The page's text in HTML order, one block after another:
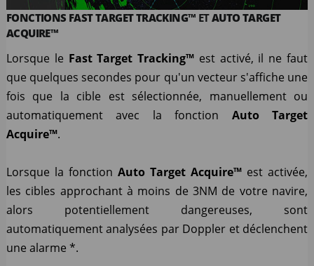
FONCTIONS FAST TARGET TRACKING™ ETAUTO TARGET
ACQUIRE™
Lorsque le Fast Target Tracking™ est activé, il ne faut
que quelques secondes pour qu'un vecteur s'affiche une
fois que la cible est sélectionnée, manuellement ou
automatiquement avec la fonction Auto
Target
Acquire™.
Lorsque la fonction Auto Target Acquire™ est activée,
les cibles approchant à moins de 3NM de votre navire,
alors potentiellement dangereuses, sont
automatiquement analysées par Doppler et déclenchent
une alarme *.